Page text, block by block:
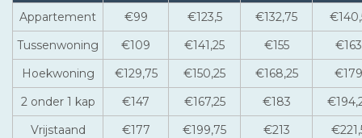
Appartement
€99 €123,5 €132,75
Tussenwoning
€109 €141,25 €155
€163
Hoekwoning
€129,75 €150,25 €168,25
€179
2 onder 1 kap
€147 €167,25 €183
Vrijstaand
€177 €199,75 €213